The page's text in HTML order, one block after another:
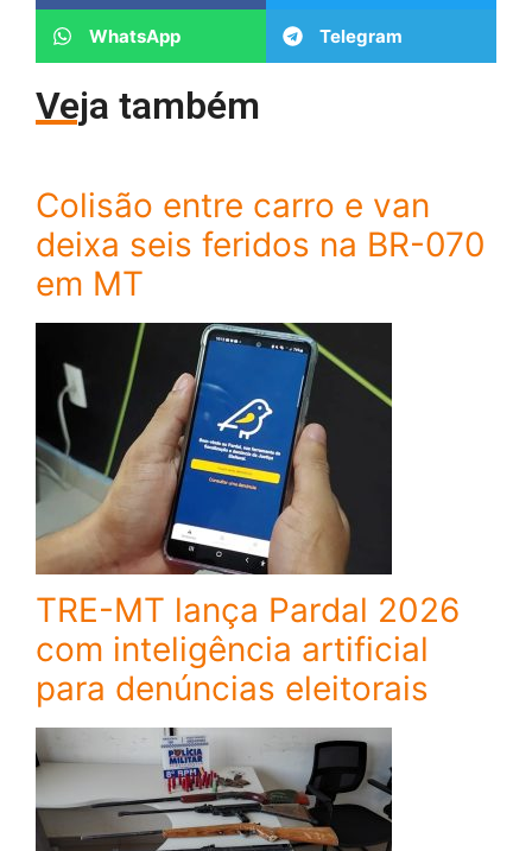
WhatsApp Telegram
Veja também
Colisão entre carro e van
deixa seis feridos na BR-070
em MT
TRE-MT lança Pardal 2026
com inteligência artificial
para denúncias eleitorais